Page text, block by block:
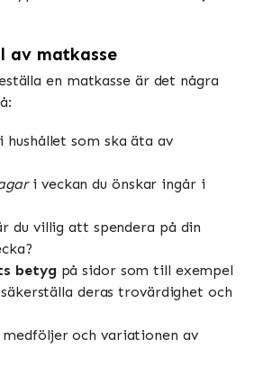
av matkasse
en matkasse är det några
som ska äta av
i veckan du önskar ingår i
du villig att spendera på din
betygpå sidor som till exempel
deras trovärdighet och
och variationen av